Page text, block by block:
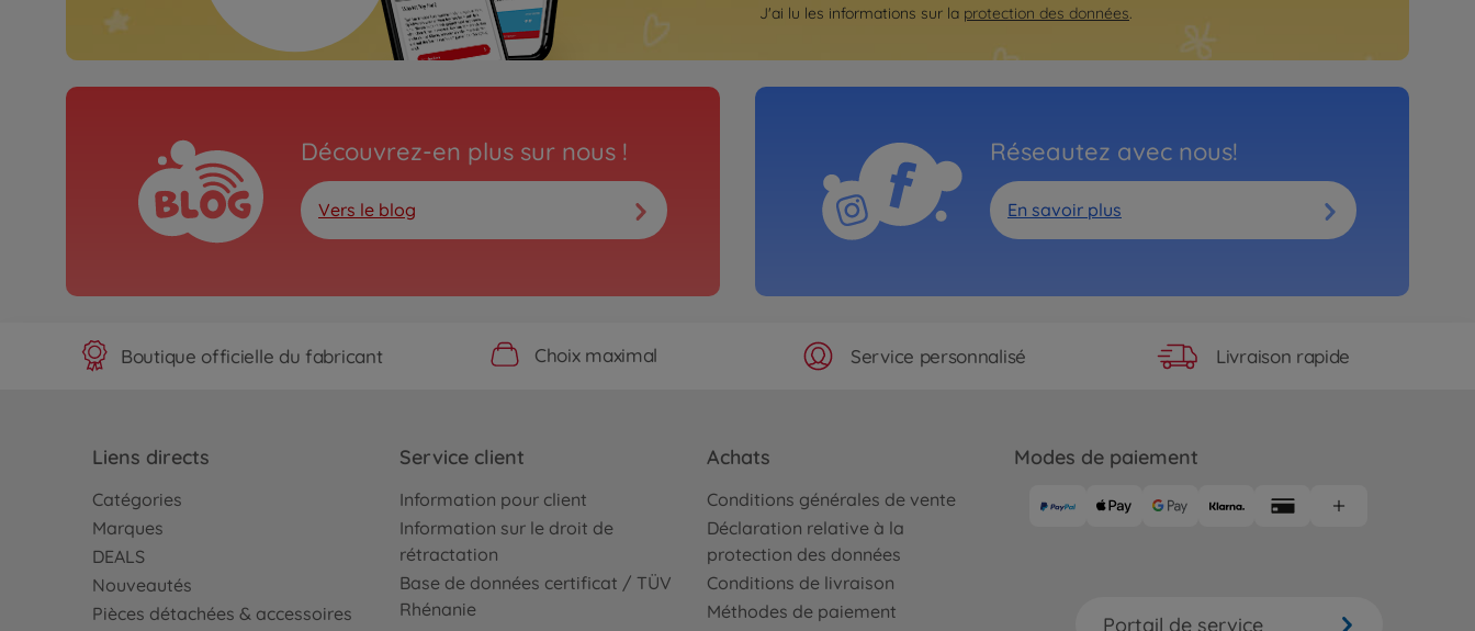
J'ai lu les informations sur la protection des données.
Découvrez-en plus sur nous !
Vers le blog
Réseautez avec nous!
En savoir plus
Boutique officielle du fabricant Choix maximal Service personnalisé Livraison rapide
Liens directs
Catégories
Marques
DEALS
Nouveautés
Pièces détachées & accessoires
Service client
Information pour client
Information sur le droit de
rétractation
Base de données certificat / TÜV
Rhénanie
Achats
Conditions générales de vente
Déclaration relative à la
protection des données
Conditions de livraison
Méthodes de paiement
Modes de paiement
Portail de service